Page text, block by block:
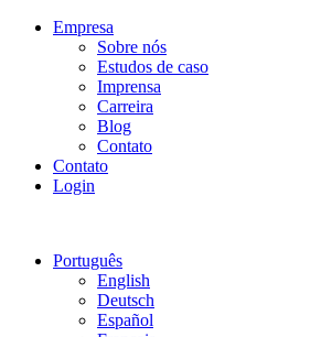
Empresa
Sobre nós
Estudos de caso
Imprensa
Carreira
Blog
Contato
Contato
Login
Português
English
Deutsch
Español